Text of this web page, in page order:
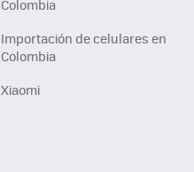
Colombia
Importación de celulares en
Colombia
Xiaomi